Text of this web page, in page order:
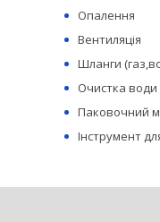
Опалення
Вентиляція
Шланги
Очистка води
Паковочний
Інструмент